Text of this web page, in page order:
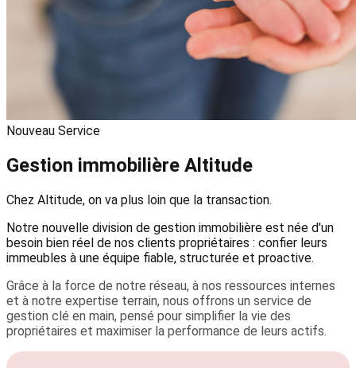
Nouveau Service
Gestion immobilière Altitude
Chez Altitude, on va plus loin que la transaction.
Notre nouvelle division de gestion immobilière est née d'un
besoin bien réel de nos clients propriétaires : confier leurs
immeubles à une équipe fiable, structurée et proactive.
Grâce à la force de notre réseau, à nos ressources internes
et à notre expertise terrain, nous offrons un service de
gestion clé en main, pensé pour simplifier la vie des
propriétaires et maximiser la performance de leurs actifs.